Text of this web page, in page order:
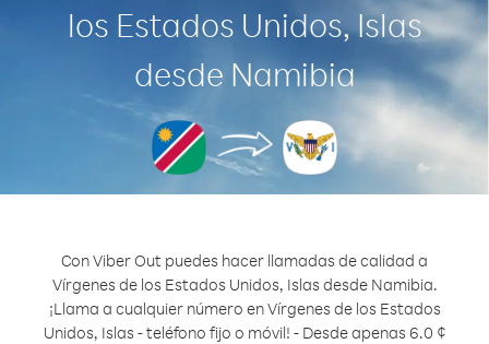
los Estados Unidos, Islas
desde Namibia
Con Viber Out puedes hacer llamadas de calidad a
Vírgenes de los Estados Unidos, Islas desde Namibia.
¡Llama a cualquier número en Vírgenes de los Estados
Unidos, Islas - teléfono fijo o móvil! - Desde apenas 6.0 ¢